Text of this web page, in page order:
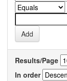
Results/Page
In order